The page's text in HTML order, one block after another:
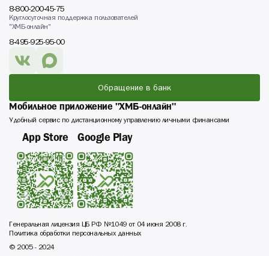
8-800-200-45-75
Круглосуточная поддержка пользователей
"ХМБ-онлайн"
8-495-925-95-00
Обращение в банк
Мобильное приложение "ХМБ-онлайн"
Удобный сервис по дистанционному управлению личными финансами
App Store Google Play
Генеральная лицензия ЦБ РФ №1049 от 04 июня 2008 г.
Политика обработки персональных данных
© 2005 - 2024